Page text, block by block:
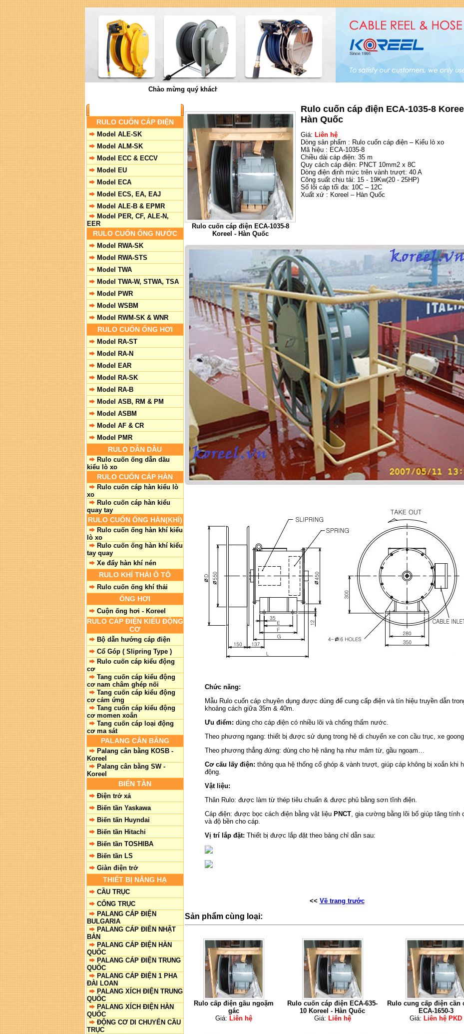
Chào mừng quý khách đến với công ty VNID Đại Việt - Nhà phân phối sản phẩm Koreel Hàn Quốc.
RULO CUỐN CÁP ĐIỆN
Model ALE-SK
Model ALM-SK
Model ECC & ECCV
Model EU
Model ECA
Model ECS, EA, EAJ
Model ALE-B & EPMR
Model PER, CF, ALE-N,
EER
RULO CUỐN ỐNG NƯỚC
Model RWA-SK
Model RWA-STS
Model TWA
Model TWA-W, STWA, TSA
Model PWR
Model WSBM
Model RWM-SK & WNR
RULO CUỐN ỐNG HƠI
Model RA-ST
Model RA-N
Model EAR
Model RA-SK
Model RA-B
Model ASB, RM & PM
Model ASBM
Model AF & CR
Model PMR
RULO DẪN DẦU
Rulo cuốn ống dẫn dầu
kiểu lò xo
RULO CUỐN CÁP HÀN
Rulo cuốn cáp hàn kiểu lò
xo
Rulo cuốn cáp hàn kiểu
quay tay
RULO CUỐN ỐNG HÀN(KHÍ)
Rulo cuốn ống hàn khí kiểu
lò xo
Rulo cuốn ống hàn khí kiểu
tay quay
Xe đẩy hàn khí nén
RULO KHÍ THẢI Ô TÔ
Rulo cuốn ống khí thải
ỐNG HƠI
Cuộn ống hơi - Koreel
RULO CÁP ĐIỆN KIỂU ĐỘNG
CƠ
Bộ dẫn hướng cáp điện
Cổ Góp ( Slipring Type )
Rulo cuốn cáp kiểu động
cơ
Tang cuốn cáp kiểu động
cơ nam châm ghép nối
Tang cuốn cáp kiểu động
cơ cảm ứng
Tang cuốn cáp kiểu động
cơ momen xoắn
Tang cuốn cáp loại động
cơ ma sát
PALANG CÂN BẰNG
Palang cân bằng KOSB -
Koreel
Palang cân bằng SW -
Koreel
BIẾN TẦN
Điện trở xả
Biến tần Yaskawa
Biến tấn Huyndai
Biến tần Hitachi
Biến tần TOSHIBA
Biến tần LS
Giàn điện trở
THIẾT BỊ NÂNG HẠ
CẦU TRỤC
CỔNG TRỤC
PALANG CÁP ĐIỆN
BULGARIA
PALANG CÁP ĐIÊN NHẬT
BẢN
PALANG CÁP ĐIỆN HÀN
QUỐC
PALANG CÁP ĐIỆN TRUNG
QUỐC
PALANG CÁP ĐIỆN 1 PHA
ĐÀI LOAN
PALANG XÍCH ĐIỆN TRUNG
QUỐC
PALANG XÍCH ĐIỆN HÀN
QUỐC
ĐỘNG CƠ DI CHUYỂN CẦU
TRỤC
Rulo cuốn cáp điện ECA-1035-8
Koreel - Hàn Quốc
Rulo cuốn cáp điện ECA-1035-8
Hàn Quốc
Giá: Liên hệ
Dòng sản phẩm : Rulo cuốn cáp điện – Kiểu lò xo
Mã hiệu : ECA-1035-8
Chiều dài cáp điện: 35 m
Quy cách cáp điện: PNCT 10mm2 x 8C
Dòng điện định mức trên vành trượt: 40 A
Công suất chịu tải: 15 - 19Kw(20 - 25HP)
Số lõi cáp tối đa: 10C – 12C
Xuất xứ : Koreel – Hàn Quốc
Chức năng:
Mẫu Rulo cuốn cáp chuyên dụng được dùng để cung cấp điện và tín hiệu truyền dẫn
khoảng cách giữa 35m & 40m.
Ưu điểm: dùng cho cáp điện có nhiều lõi và chống thấm nước.
Theo phương ngang: thiết bị được sử dụng trong hệ di chuyển xe con cầu trục, xe
Theo phương thẳng đứng: dùng cho hệ nâng hạ như mâm từ, gầu ngoạm…
Cơ cấu lấy điện: thông qua hệ thống cổ ghóp & vành trượt, giúp cáp không bị xoắn khi
động.
Vật liệu:
Thân Rulo: được làm từ thép tiêu chuẩn & được phủ bằng sơn tĩnh điện.
Cáp điện: được bọc cách điện bằng vật liệu PNCT, gia cường bằng lõi bố giúp tăng tính
và độ bền cho cáp.
Vị trí lắp đặt: Thiết bị được lắp đặt theo bảng chỉ dẫn sau:
<< Về trang trước
Sản phẩm cùng loại:
Rulo cấp điện gầu ngoặm
gác
Giá: Liên hệ
Rulo cuốn cáp điện ECA-635-
10 Koreel - Hàn Quốc
Giá: Liên hệ
Rulo cung cấp điện cần
ECA-1650-3
Giá: Liên hệ PKD